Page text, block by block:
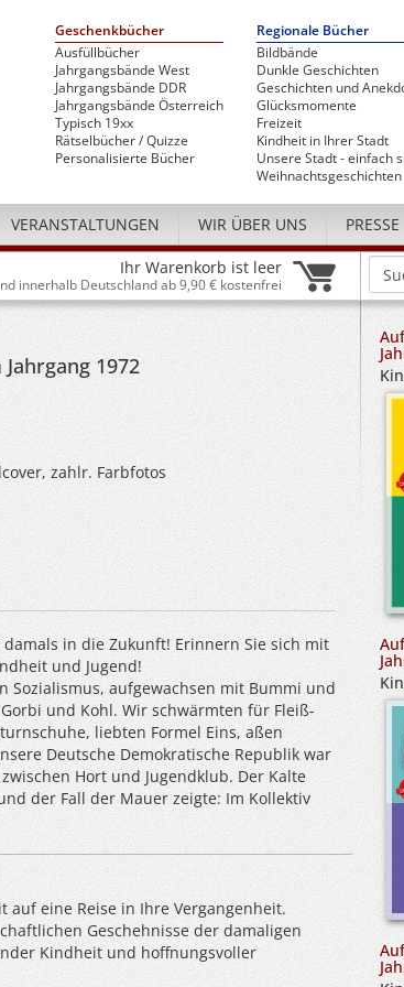
Geschenkbücher
Ausfüllbücher
Jahrgangsbände West
Jahrgangsbände DDR
Jahrgangsbände Österreich
Typisch 19xx
Rätselbücher / Quizze
Personalisierte Bücher
Regionale Bücher
Bildbände
Dunkle Geschichten
Geschichten und
Glücksmomente
Freizeit
Kindheit in Ihrer Stadt
Unsere Stadt - einfach
Weihnachtsgeschichten
VERANSTALTUNGEN WIR ÜBER UNS PRESSE
Ihr Warenkorb ist leer
innerhalb Deutschland ab 9,90 € kostenfrei
1972
zahlr. Farbfotos
in die Zukunft! Erinnern Sie sich mit
und Jugend!
Sozialismus, aufgewachsen mit Bummi und
und Kohl. Wir schwärmten für Fleiß-
liebten Formel Eins, aßen
Deutsche Demokratische Republik war
Hort und Jugendklub. Der Kalte
der Fall der Mauer zeigte: Im Kollektiv
auf eine Reise in Ihre Vergangenheit.
Geschehnisse der damaligen
Kindheit und hoffnungsvoller